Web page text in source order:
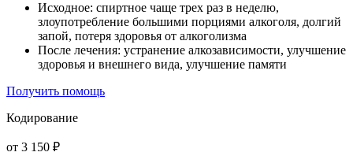
Исходное: спиртное чаще трех раз в неделю,
злоупотребление большими порциями алкоголя, долгий
запой, потеря здоровья от алкоголизма
После лечения: устранение алкозависимости, улучшение
здоровья и внешнего вида, улучшение памяти
Получить помощь
Кодирование
от 3 150 ₽